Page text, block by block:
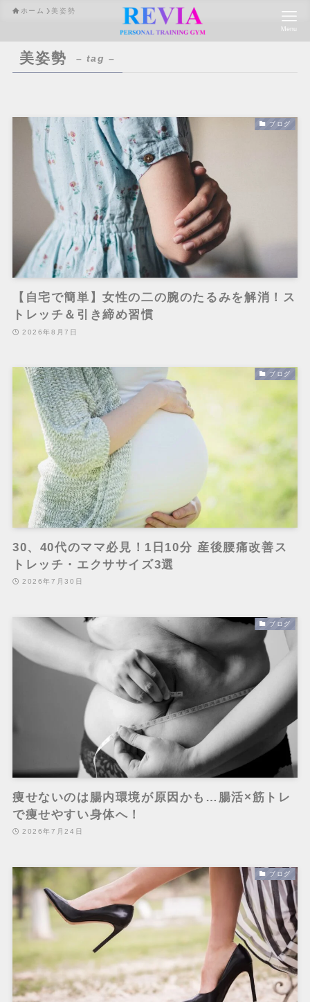
Menu
ホーム 美姿勢
美姿勢 – tag –
ブログ
【自宅で簡単】女性の二の腕のたるみを解消！ス
トレッチ＆引き締め習慣
2026年8月7日
ブログ
30、40代のママ必見！1日10分 産後腰痛改善ス
トレッチ・エクササイズ3選
2026年7月30日
ブログ
痩せないのは腸内環境が原因かも…腸活×筋トレ
で痩せやすい身体へ！
2026年7月24日
ブログ